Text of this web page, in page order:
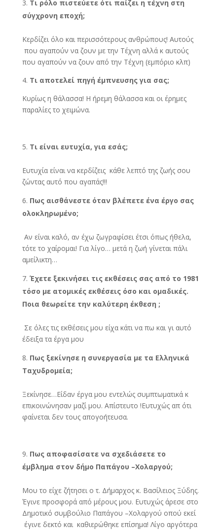
Τι ρόλο πιστεύετε ότι παίζει η τέχνη στη
σύγχρονη εποχή;
Κερδίζει όλο και περισσότερους ανθρώπους! Αυτούς
που αγαπούν να ζουν με την Τέχνη αλλά κ αυτούς
που αγαπούν να ζουν από την Τέχνη (εμπόριο κλπ)
4. Τι αποτελεί πηγή έμπνευσης για σας;
Κυρίως η θάλασσα! Η ήρεμη θάλασσα και οι έρημες
παραλίες το χειμώνα.
Τι είναι ευτυχία, για εσάς;
Ευτυχία είναι να κερδίζεις κάθε λεπτό της ζωής σου
ζώντας αυτό που αγαπάς!!!
Πως αισθάνεστε όταν βλέπετε ένα έργο σας
ολοκληρωμένο;
Αν είναι καλό, αν έχω ζωγραφίσει έτσι όπως ήθελα,
τότε το χαίρομαι! Για λίγο… μετά η ζωή γίνεται πάλι
αμείλικτη…
Έχετε ξεκινήσει τις εκθέσεις σας από το 1981
τόσο με ατομικές εκθέσεις όσο και ομαδικές.
Ποια θεωρείτε την καλύτερη έκθεση ;
Σε όλες τις εκθέσεις μου είχα κάτι να πω και γι αυτό
έδειξα τα έργα μου
Πως ξεκίνησε η συνεργασία με τα Ελληνικά
Ταχυδρομεία;
Ξεκίνησε…Είδαν έργα μου εντελώς συμπτωματικά κ
επικοινώνησαν μαζί μου. Απίστευτο !Ευτυχώς απ ότι
φαίνεται δεν τους απογοήτευσα.
Πως αποφασίσατε να σχεδιάσετε το
έμβλημα στον δήμο Παπάγου –Χολαργού;
Μου το είχε ζήτησει ο τ. Δήμαρχος κ. Βασίλειος Ξύδης.
Έγινε προσφορά από μέρους μου. Ευτυχώς άρεσε στο
Δημοτικό συμβούλιο Παπάγου –Χολαργού οπού εκεί
έγινε δεκτό και καθιερώθηκε επίσημα! Λίγο αργότερα